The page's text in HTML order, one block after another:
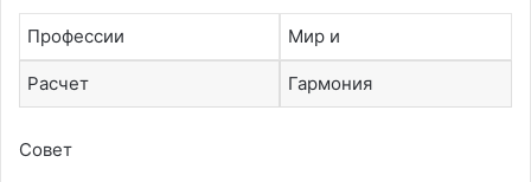
Профессии Мир и
Расчет Гармония
Совет